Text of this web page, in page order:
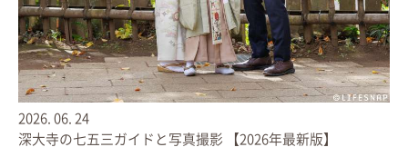
● 増刷のご注文は1冊めの金額の５０％オフ＊3
＊1 配送先1ヶ所まで送料無料です。
＊2 VISA、Mastercard、American Expressのみでご使用いただけます。
＊3 前回作成サイズと同サイズに限ります。
2026. 06. 24
深大寺の七五三ガイドと写真撮影 【2026年最新版】